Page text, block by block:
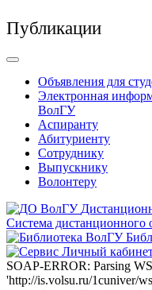
Публикации
Объявления для
Электронная
ВолГУ
Аспиранту
Абитуриенту
Сотруднику
Выпускнику
Волонтеру
Система дистанционного
SOAP-ERROR: Parsing
'http://is.volsu.ru/1cuniver/